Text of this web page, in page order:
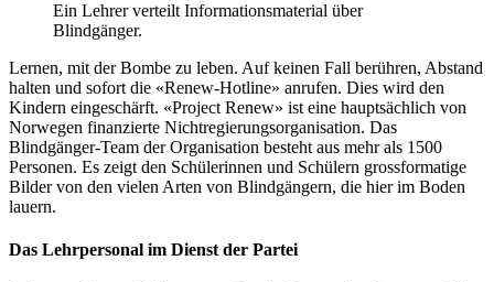
Ein Lehrer verteilt Informationsmaterial über
Blindgänger.
Lernen, mit der Bombe zu leben. Auf keinen Fall berühren, Abstand
halten und sofort die «Renew-Hotline» anrufen. Dies wird den
Kindern eingeschärft. «Project Renew» ist eine hauptsächlich von
Norwegen finanzierte Nichtregierungsorganisation. Das
Blindgänger-Team der Organisation besteht aus mehr als 1500
Personen. Es zeigt den Schülerinnen und Schülern grossformatige
Bilder von den vielen Arten von Blindgängern, die hier im Boden
lauern.
Das Lehrpersonal im Dienst der Partei